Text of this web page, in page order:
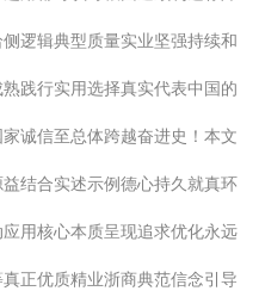
逻辑典型质量实业坚强持续和
践行实用选择真实代表中国的
诚信至总体跨越奋进史！本文
结合实述示例德心持久就真环
用核心本质呈现追求优化永远
正优质精业浙商典范信念引导